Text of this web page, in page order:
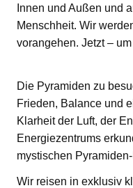
Innen und Außen und
Menschheit. Wir
vorangehen. Jetzt –
Die Pyramiden zu
Frieden, Balance und
Klarheit der Luft, der
Energiezentrums
mystischen
Wir reisen in exklusiv